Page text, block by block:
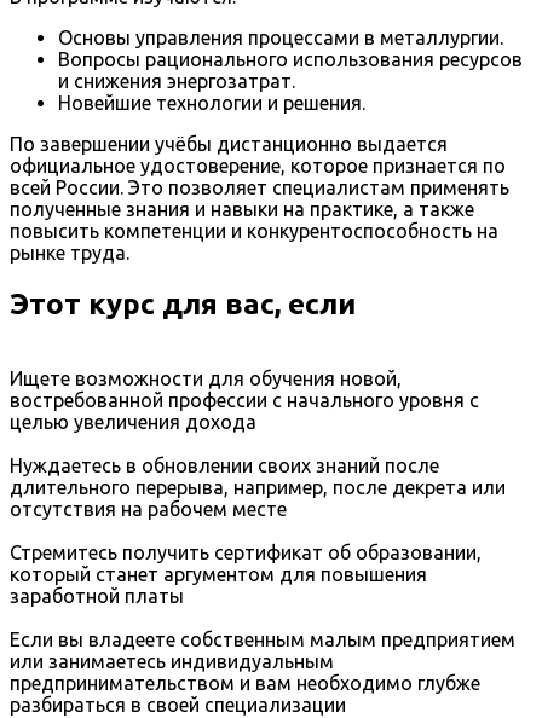
Основы управления процессами в металлургии.
Вопросы рационального использования ресурсов
и снижения энергозатрат.
Новейшие технологии и решения.
По завершении учёбы дистанционно выдается
официальное удостоверение, которое признается по
всей России. Это позволяет специалистам применять
полученные знания и навыки на практике, а также
повысить компетенции и конкурентоспособность на
рынке труда.
Этот курс для вас, если
Ищете возможности для обучения новой,
востребованной профессии с начального уровня с
целью увеличения дохода
Нуждаетесь в обновлении своих знаний после
длительного перерыва, например, после декрета или
отсутствия на рабочем месте
Стремитесь получить сертификат об образовании,
который станет аргументом для повышения
заработной платы
Если вы владеете собственным малым предприятием
или занимаетесь индивидуальным
предпринимательством и вам необходимо глубже
разбираться в своей специализации